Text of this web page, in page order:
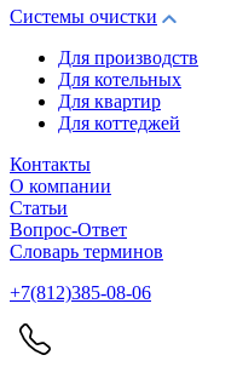
Системы очистки
Для производств
Для котельных
Для квартир
Для коттеджей
Контакты
О компании
Статьи
Вопрос-Ответ
Словарь терминов
+7(812)385-08-06